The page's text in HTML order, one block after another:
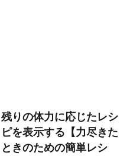
残りの体力に応じたレシ
ピを表示する【力尽きた
ときのための簡単レシ